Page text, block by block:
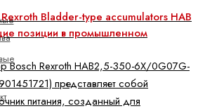
Bladder-type accumulators HAB
позиции в промышленном
Bosch Rexroth HAB2,5-350-6X/0G07G-
представляет собой
питания, созданный для